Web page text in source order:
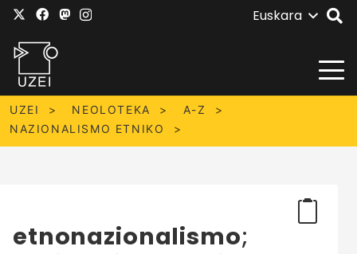
Euskara
UZEI NEOLOTEKA
A-Z
NAZIONALISMO ETNIKO
etnonazionalismo;